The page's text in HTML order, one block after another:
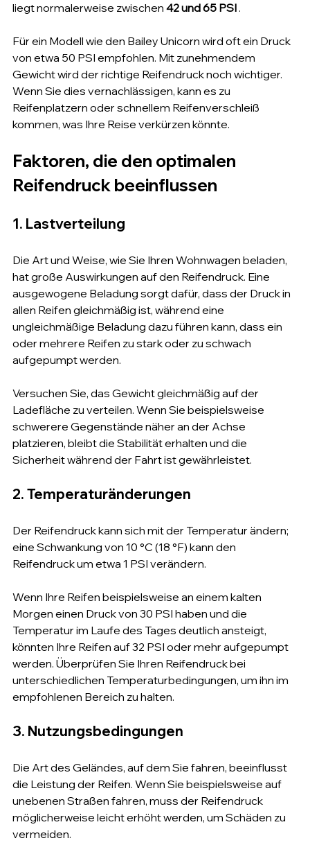
liegt normalerweise zwischen 42 und 65 PSI .
Für ein Modell wie den Bailey Unicorn wird oft ein Druck
von etwa 50 PSI empfohlen. Mit zunehmendem
Gewicht wird der richtige Reifendruck noch wichtiger.
Wenn Sie dies vernachlässigen, kann es zu
Reifenplatzern oder schnellem Reifenverschleiß
kommen, was Ihre Reise verkürzen könnte.
Faktoren, die den optimalen
Reifendruck beeinflussen
1. Lastverteilung
Die Art und Weise, wie Sie Ihren Wohnwagen beladen,
hat große Auswirkungen auf den Reifendruck. Eine
ausgewogene Beladung sorgt dafür, dass der Druck in
allen Reifen gleichmäßig ist, während eine
ungleichmäßige Beladung dazu führen kann, dass ein
oder mehrere Reifen zu stark oder zu schwach
aufgepumpt werden.
Versuchen Sie, das Gewicht gleichmäßig auf der
Ladefläche zu verteilen. Wenn Sie beispielsweise
schwerere Gegenstände näher an der Achse
platzieren, bleibt die Stabilität erhalten und die
Sicherheit während der Fahrt ist gewährleistet.
2. Temperaturänderungen
Der Reifendruck kann sich mit der Temperatur ändern;
eine Schwankung von 10 °C (18 °F) kann den
Reifendruck um etwa 1 PSI verändern.
Wenn Ihre Reifen beispielsweise an einem kalten
Morgen einen Druck von 30 PSI haben und die
Temperatur im Laufe des Tages deutlich ansteigt,
könnten Ihre Reifen auf 32 PSI oder mehr aufgepumpt
werden. Überprüfen Sie Ihren Reifendruck bei
unterschiedlichen Temperaturbedingungen, um ihn im
empfohlenen Bereich zu halten.
3. Nutzungsbedingungen
Die Art des Geländes, auf dem Sie fahren, beeinflusst
die Leistung der Reifen. Wenn Sie beispielsweise auf
unebenen Straßen fahren, muss der Reifendruck
möglicherweise leicht erhöht werden, um Schäden zu
vermeiden.